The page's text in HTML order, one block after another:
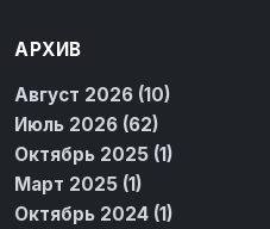
АРХИВ
Август 2026 (10)
Июль 2026 (62)
Октябрь 2025 (1)
Март 2025 (1)
Октябрь 2024 (1)